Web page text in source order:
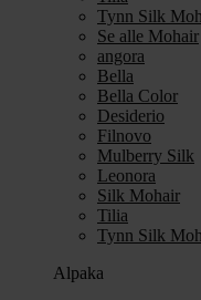
Tynn Silk
Se alle Mohair
angora
Bella
Bella Color
Desiderio
Filnovo
Mulberry Silk
Leonora
Silk Mohair
Tilia
Tynn Silk
Alpaka